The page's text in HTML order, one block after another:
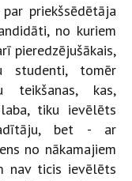
priekšsēdētāja
no kuriem
pieredzējušākais,
studenti, tomēr
kas,
tiku ievēlēts
bet - ar
no nākamajiem
nav ticis ievēlēts